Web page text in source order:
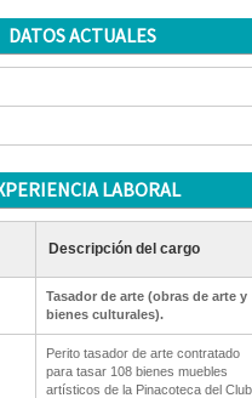
DATOS ACTUALES
LABORAL
Descripción del cargo
Tasador de arte (obras de arte y
bienes culturales).
Perito tasador de arte contratado
para tasar 108 bienes muebles
artísticos de la Pinacoteca del Club